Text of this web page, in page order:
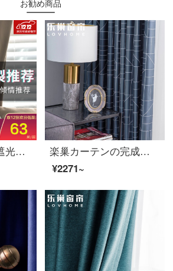
お勧め商品
乐巢 窗帘成品全遮光加厚窗帘布 简约北欧遮阳飘窗帘卧室客厅打孔挂钩定制 曼彻斯特-深咖色-95％遮光 0.1米补拍（咨询客服）
楽巢カーテンの完成品はフル遮光した上に厚いカーテン布と高精細な色のジャカードを使って、寝室のカーテンに穴を開けてフックをカスタマイズします。青い線の幅は1メートルです。
¥2271~